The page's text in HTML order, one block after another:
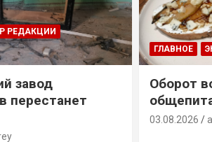
РЕДАКЦИИ
завод
перестанет
ГЛАВНОЕ
Оборот
03.08.2026